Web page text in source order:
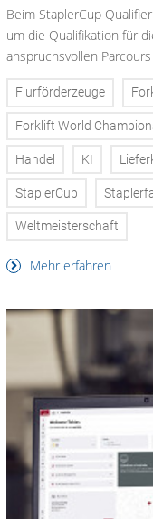
Beim StaplerCup
um die Qualifikation für
anspruchsvollen
Flurförderzeuge
Forklift World
Handel KI
StaplerCup
Weltmeisterschaft
Mehr erfahren